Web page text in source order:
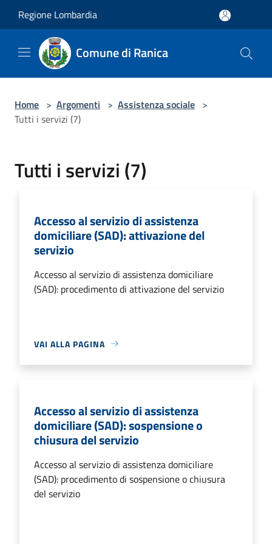
Regione Lombardia
Comune di Ranica
Home > Argomenti > Assistenza sociale >
Tutti i servizi (7)
Tutti i servizi (7)
Accesso al servizio di assistenza
domiciliare (SAD): attivazione del
servizio
Accesso al servizio di assistenza domiciliare
(SAD): procedimento di attivazione del servizio
VAI ALLA PAGINA
Accesso al servizio di assistenza
domiciliare (SAD): sospensione o
chiusura del servizio
Accesso al servizio di assistenza domiciliare
(SAD): procedimento di sospensione o chiusura
del servizio